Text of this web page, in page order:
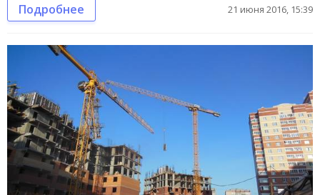
Подробнее 21 июня 2016, 15:39